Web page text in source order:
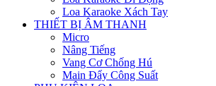
Loa Karaoke Xách Tay
THIẾT BỊ ÂM THANH
Micro
Nâng Tiếng
Vang Cơ Chống Hú
Main Đẩy Công Suất